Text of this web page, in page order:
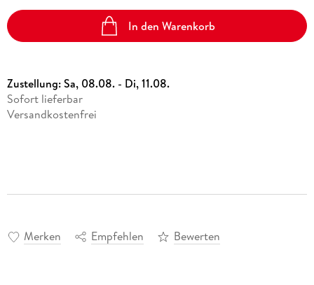
In den Warenkorb
Zustellung:Sa, 08.08. - Di, 11.08.
Sofort lieferbar
Versandkostenfrei
Merken Empfehlen Bewerten